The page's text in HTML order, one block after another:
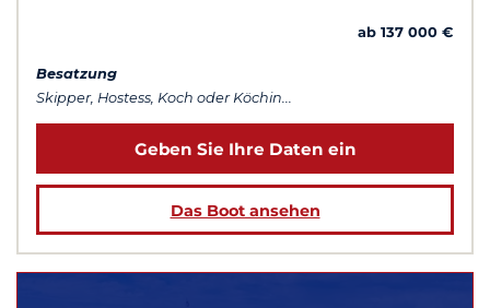
ab 137 000 €
Besatzung
Skipper, Hostess, Koch oder Köchin...
Geben Sie Ihre Daten ein
Das Boot ansehen